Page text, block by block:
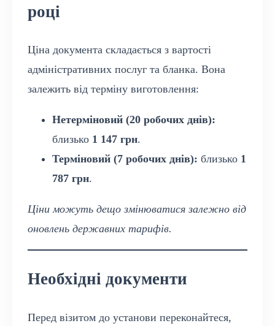
році
Ціна документа складається з вартості
адміністративних послуг та бланка. Вона
залежить від терміну виготовлення:
Нетерміновий (20 робочих днів):
близько 1 147 грн.
Терміновий (7 робочих днів): близько 1
787 грн.
Ціни можуть дещо змінюватися залежно від
оновлень державних тарифів.
Необхідні документи
Перед візитом до установи переконайтеся,